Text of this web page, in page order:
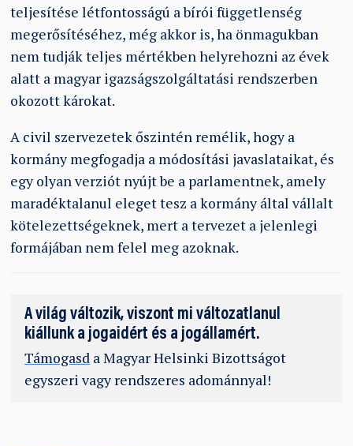
teljesítése létfontosságú a bírói függetlenség
megerősítéséhez, még akkor is, ha önmagukban
nem tudják teljes mértékben helyrehozni az évek
alatt a magyar igazságszolgáltatási rendszerben
okozott károkat.
A civil szervezetek őszintén remélik, hogy a
kormány megfogadja a módosítási javaslataikat, és
egy olyan verziót nyújt be a parlamentnek, amely
maradéktalanul eleget tesz a kormány által vállalt
kötelezettségeknek, mert a tervezet a jelenlegi
formájában nem felel meg azoknak.
A világ változik, viszont mi változatlanul
kiállunk a jogaidért és a jogállamért.
Támogasd a Magyar Helsinki Bizottságot
egyszeri vagy rendszeres adománnyal!